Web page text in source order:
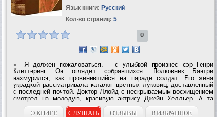
Язык книги: Русский
Кол-во страниц: 5
0
«– Я должен пожаловаться, – с улыбкой произнес сэр Генри
Клиттеринг. Он оглядел собравшихся. Полковник Бантри
нахмурился, как провинившийся на параде солдат. Его жена
украдкой рассматривала каталог цветных луковиц, доставленный
с последней почтой. Доктор Ллойд с нескрываемым восхищением
смотрел на молодую, красивую актрису Джейн Хелльер. А та
сосредоточенно разглядывала свои покрытые розовым лаком
ногти. Только мисс Марпл,...
О КНИГЕ СЛУШАТЬ ОТЗЫВЫ
В ИЗБРАННОЕ